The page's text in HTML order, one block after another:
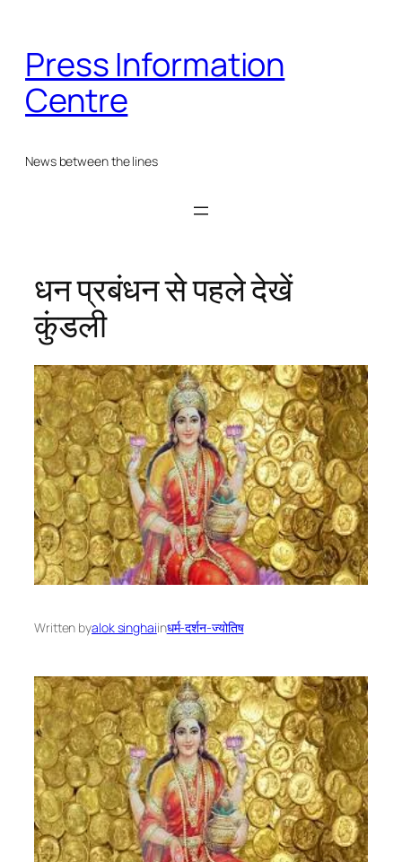
content
Press Information
Centre
News between the lines
धन प्रबंधन से पहले देखें
कुंडली
Written byalok singhaiinधर्म-दर्शन-ज्योतिष